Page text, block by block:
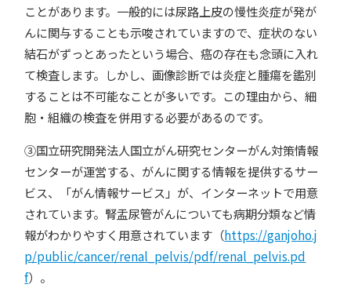
ことがあります。一般的には尿路上皮の慢性炎症が発が
んに関与することも示唆されていますので、症状のない
結石がずっとあったという場合、癌の存在も念頭に入れ
て検査します。しかし、画像診断では炎症と腫瘍を鑑別
することは不可能なことが多いです。この理由から、細
胞・組織の検査を併用する必要があるのです。
③国立研究開発法人国立がん研究センターがん対策情報
センターが運営する、がんに関する情報を提供するサー
ビス、「がん情報サービス」が、インターネットで用意
されています。腎盂尿管がんについても病期分類など情
報がわかりやすく用意されています（https://ganjoho.j
p/public/cancer/renal_pelvis/pdf/renal_pelvis.pd
f）。